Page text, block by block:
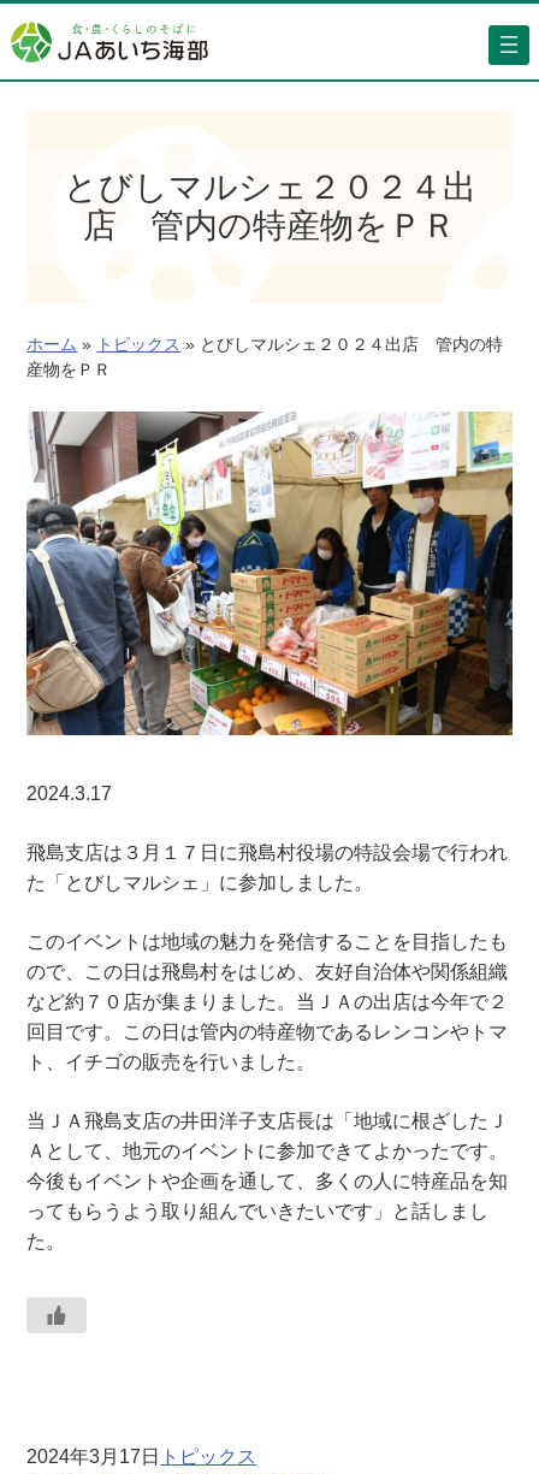
容
を
とびしマルシェ２０２４出
店 管内の特産物をＰＲ
ホーム » トピックス » とびしマルシェ２０２４出店 管内の特
産物をＰＲ
2024.3.17
飛島支店は３月１７日に飛島村役場の特設会場で行われ
た「とびしマルシェ」に参加しました。
このイベントは地域の魅力を発信することを目指したも
ので、この日は飛島村をはじめ、友好自治体や関係組織
など約７０店が集まりました。当ＪＡの出店は今年で２
回目です。この日は管内の特産物であるレンコンやトマ
ト、イチゴの販売を行いました。
当ＪＡ飛島支店の井田洋子支店長は「地域に根ざしたＪ
Ａとして、地元のイベントに参加できてよかったです。
今後もイベントや企画を通して、多くの人に特産品を知
ってもらうよう取り組んでいきたいです」と話しまし
た。
2024年3月17日 トピックス